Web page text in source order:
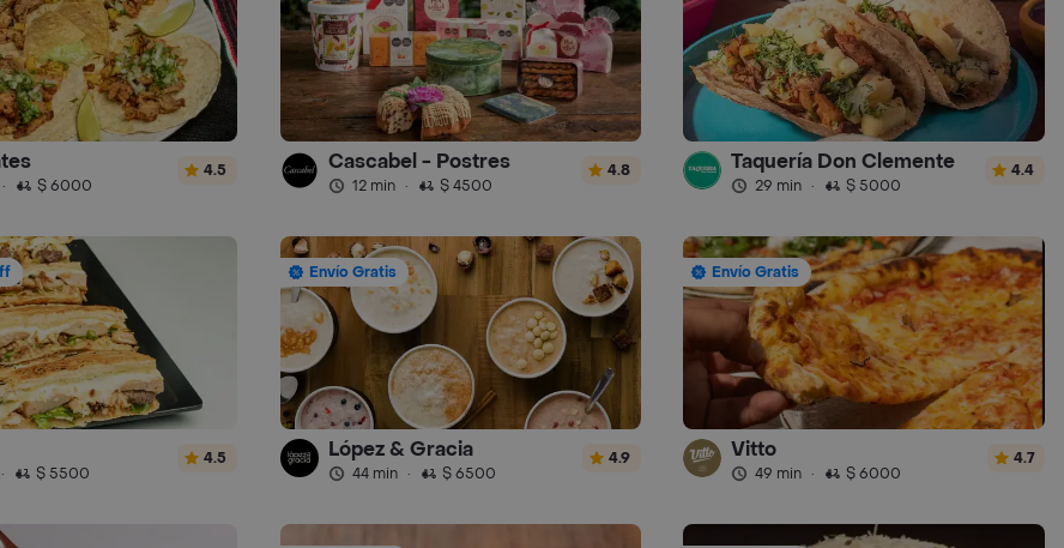
· $ 6000
4.5 Cascabel - Postres
12 min · $ 4500
4.8 Taquería Don Clemente
29 min · $ 5000
4.4
· $ 5500
4.5
Envío Gratis
López & Gracia
44 min · $ 6500
4.9
Envío Gratis
Vitto
49 min · $ 6000
4.7